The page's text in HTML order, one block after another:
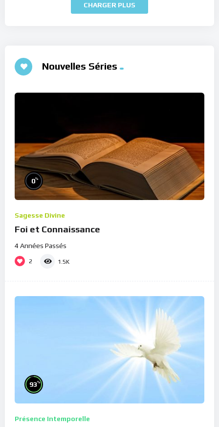
CHARGER PLUS
Nouvelles Séries
0%
Sagesse Divine
Foi et Connaissance
4 Années Passés
2 1.5K
93%
Présence Intemporelle